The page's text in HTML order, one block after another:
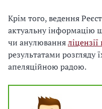
Крім того, ведення
актуальну інформацію
чи анулювання
результатами розгляду
апеляційною радою.